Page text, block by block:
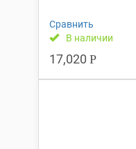
Сравнить
В наличии
17,020 Р